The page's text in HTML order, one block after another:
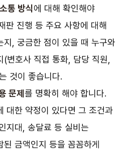
통 방식에 대해 확인해야
판 진행 등 주요 사항에 대해
지, 궁금한 점이 있을 때 누구와
변호사 직접 통화, 담당 직원,
것이 좋습니다.
문제를 명확히 해야 합니다.
대한 약정이 있다면 그 조건과
지대, 송달료 등 실비는
금액인지 등을 꼼꼼하게